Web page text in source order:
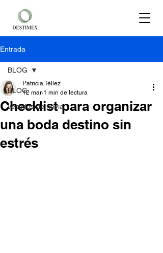
Entrada
BLOG
vestidos de novia
BLOG
Checklist para organizar
una boda destino sin
estrés
Patricia Téllez
12 mar 1 min de lectura